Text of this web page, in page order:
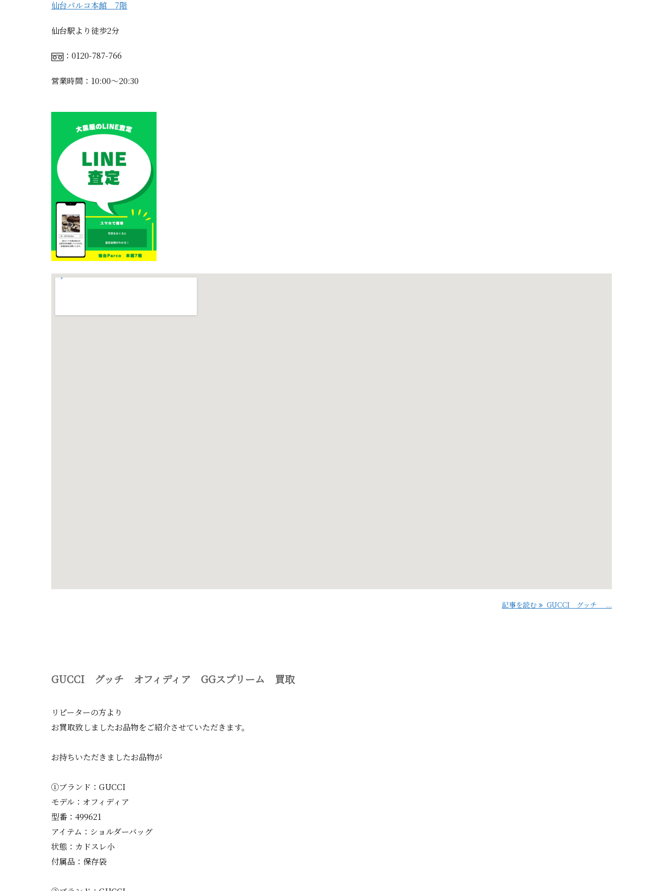
仙台パルコ本館 7階
仙台駅より徒歩2分
：0120-787-766
営業時間：10:00〜20:30
記事を読む GUCCI グッチ ...
GUCCI グッチ オフィディア GGスプリーム 買取
リピーターの方より
お買取致しましたお品物をご紹介させていただきます。
お持ちいただきましたお品物が
①ブランド：GUCCI
モデル：オフィディア
型番：499621
アイテム：ショルダーバッグ
状態：カドスレ小
付属品：保存袋